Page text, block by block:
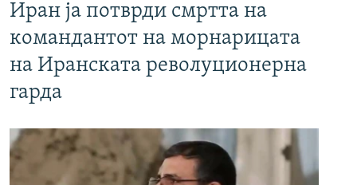
Иран ја потврди смртта на
командантот на морнарицата
на Иранската револуционерна
гарда